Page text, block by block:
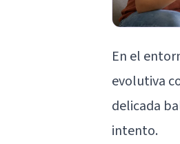
En el
evolutiva
delicada
intento.